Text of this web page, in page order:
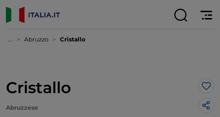
... Abruzzo Cristallo
Cristallo
Abruzzese